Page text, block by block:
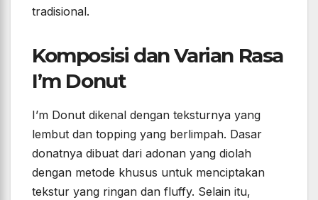
tradisional.
Komposisi dan Varian Rasa
I’m Donut
I’m Donut dikenal dengan teksturnya yang
lembut dan topping yang berlimpah. Dasar
donatnya dibuat dari adonan yang diolah
dengan metode khusus untuk menciptakan
tekstur yang ringan dan fluffy. Selain itu,